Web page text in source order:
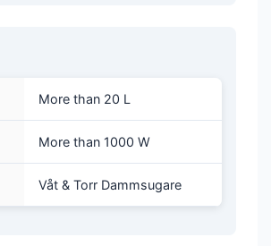
More than 20 L
More than 1000 W
Våt & Torr Dammsugare